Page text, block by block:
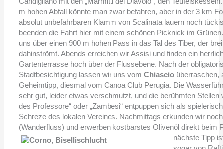
m hohen Abfall könnte man zwar befahren, aber in der 3 km
absolut unbefahrbaren Klamm von Scalinata lauern noch
beenden die Fahrt hier mit einem schönen Picknick im
uns über einen 900 m hohen Pass in das Tal des Tiber, der
dahinströmt. Abends erreichen wir Assisi und finden ein
Gartenterrasse hoch über der Flussebene. Nach der
Stadtbesichtigung lassen wir uns vomChiascio überraschen,
Geheimtipp, diesmal vom Canoa Club Perugia. Die
sehr gut, leider etwas verschmutzt, und die berühmten Stellen
des Professore“ oder „Zambesi“ entpuppen sich als
Schreze des lokalen Vereines. Nachmittags erkunden wir
(Wanderfluss) und erwerben kostbarstes Olivenöl direkt beim
nächste Tipp